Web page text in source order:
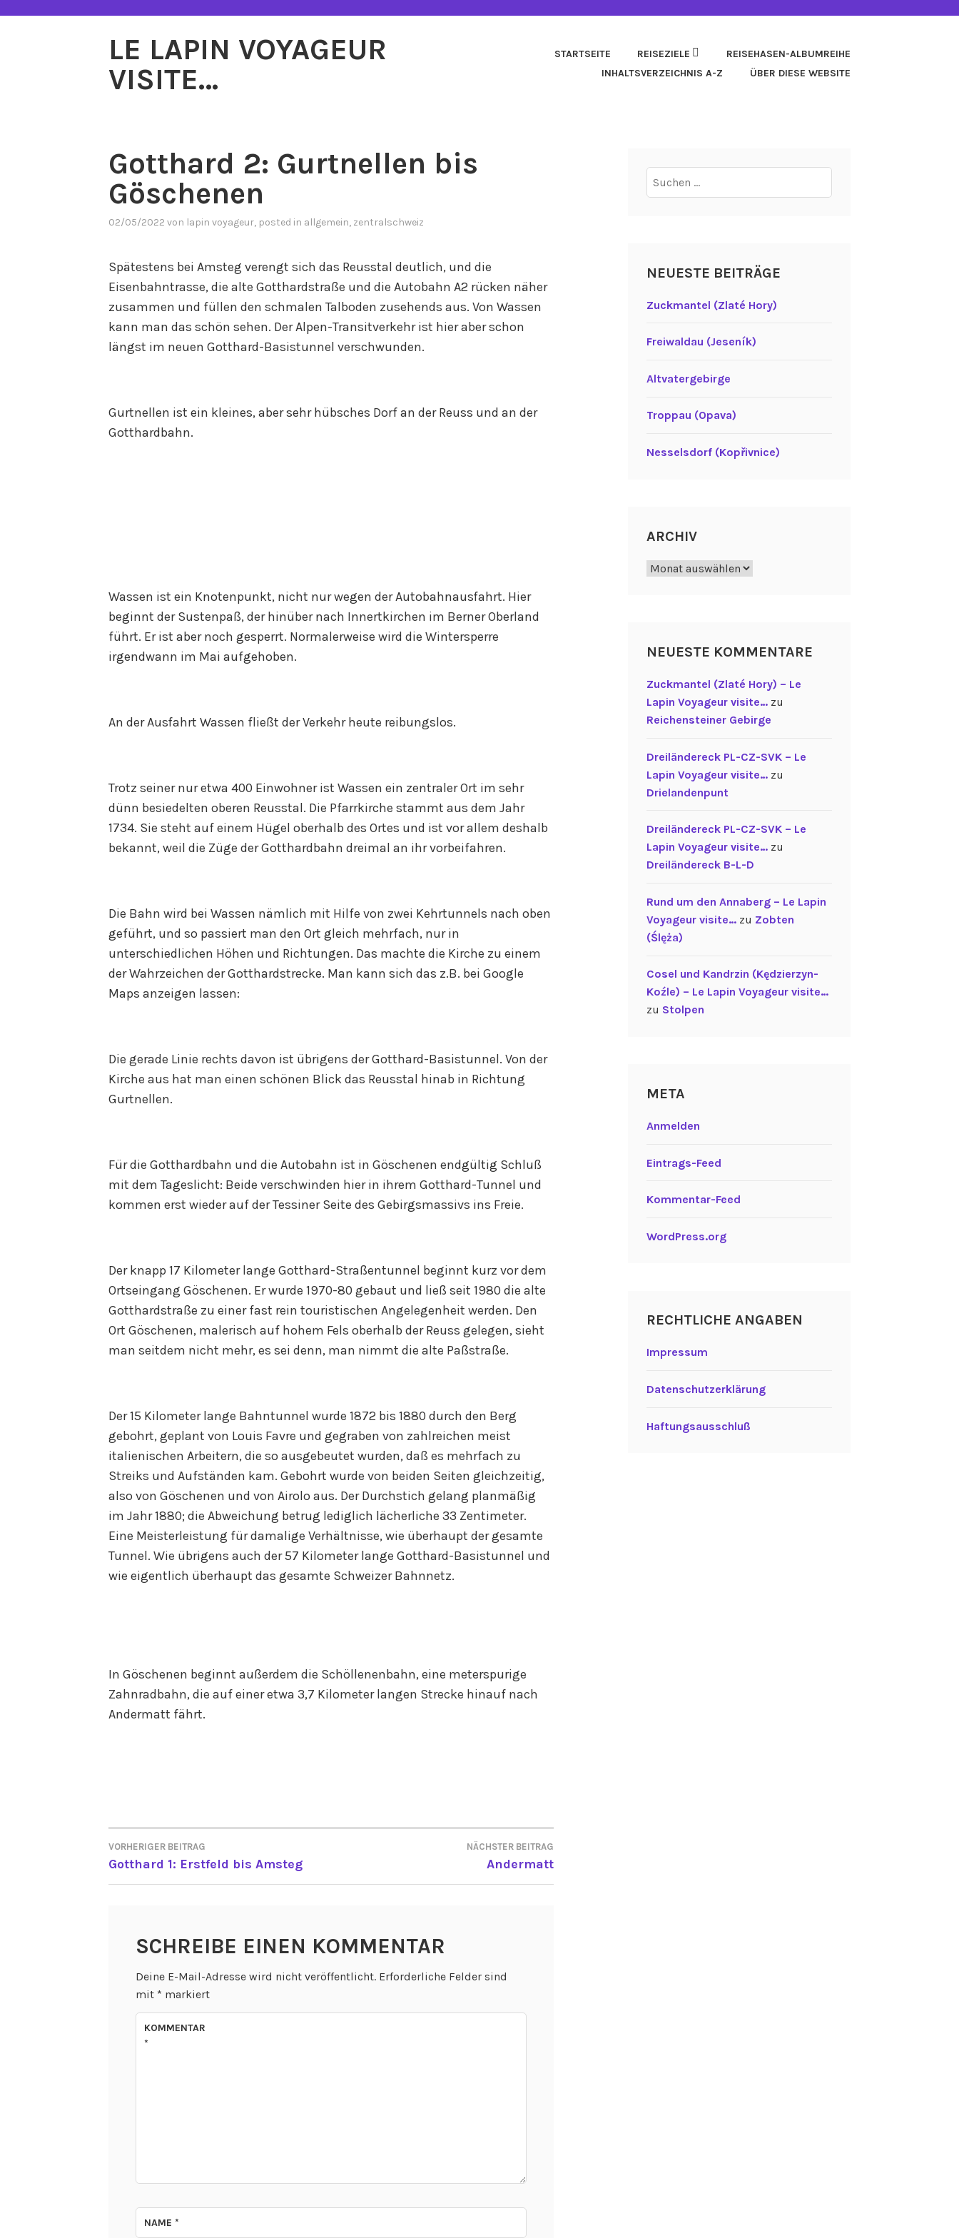
LE LAPIN VOYAGEUR
VISITE…
STARTSEITE REISEZIELE
REISEHASEN-ALBUMREIHE
INHALTSVERZEICHNIS A-Z
ÜBER DIESE WEBSITE
Gotthard 2: Gurtnellen bis
Göschenen
02/05/2022 von lapin voyageur, posted in allgemein, zentralschweiz
Spätestens bei Amsteg verengt sich das Reusstal deutlich, und die
Eisenbahntrasse, die alte Gotthardstraße und die Autobahn A2 rücken näher
zusammen und füllen den schmalen Talboden zusehends aus. Von Wassen
kann man das schön sehen. Der Alpen-Transitverkehr ist hier aber schon
längst im neuen Gotthard-Basistunnel verschwunden.
Gurtnellen ist ein kleines, aber sehr hübsches Dorf an der Reuss und an der
Gotthardbahn.
Wassen ist ein Knotenpunkt, nicht nur wegen der Autobahnausfahrt. Hier
beginnt der Sustenpaß, der hinüber nach Innertkirchen im Berner Oberland
führt. Er ist aber noch gesperrt. Normalerweise wird die Wintersperre
irgendwann im Mai aufgehoben.
An der Ausfahrt Wassen fließt der Verkehr heute reibungslos.
Trotz seiner nur etwa 400 Einwohner ist Wassen ein zentraler Ort im sehr
dünn besiedelten oberen Reusstal. Die Pfarrkirche stammt aus dem Jahr
1734. Sie steht auf einem Hügel oberhalb des Ortes und ist vor allem deshalb
bekannt, weil die Züge der Gotthardbahn dreimal an ihr vorbeifahren.
Die Bahn wird bei Wassen nämlich mit Hilfe von zwei Kehrtunnels nach oben
geführt, und so passiert man den Ort gleich mehrfach, nur in
unterschiedlichen Höhen und Richtungen. Das machte die Kirche zu einem
der Wahrzeichen der Gotthardstrecke. Man kann sich das z.B. bei Google
Maps anzeigen lassen:
Die gerade Linie rechts davon ist übrigens der Gotthard-Basistunnel. Von der
Kirche aus hat man einen schönen Blick das Reusstal hinab in Richtung
Gurtnellen.
Für die Gotthardbahn und die Autobahn ist in Göschenen endgültig Schluß
mit dem Tageslicht: Beide verschwinden hier in ihrem Gotthard-Tunnel und
kommen erst wieder auf der Tessiner Seite des Gebirgsmassivs ins Freie.
Der knapp 17 Kilometer lange Gotthard-Straßentunnel beginnt kurz vor dem
Ortseingang Göschenen. Er wurde 1970-80 gebaut und ließ seit 1980 die alte
Gotthardstraße zu einer fast rein touristischen Angelegenheit werden. Den
Ort Göschenen, malerisch auf hohem Fels oberhalb der Reuss gelegen, sieht
man seitdem nicht mehr, es sei denn, man nimmt die alte Paßstraße.
Der 15 Kilometer lange Bahntunnel wurde 1872 bis 1880 durch den Berg
gebohrt, geplant von Louis Favre und gegraben von zahlreichen meist
italienischen Arbeitern, die so ausgebeutet wurden, daß es mehrfach zu
Streiks und Aufständen kam. Gebohrt wurde von beiden Seiten gleichzeitig,
also von Göschenen und von Airolo aus. Der Durchstich gelang planmäßig
im Jahr 1880; die Abweichung betrug lediglich lächerliche 33 Zentimeter.
Eine Meisterleistung für damalige Verhältnisse, wie überhaupt der gesamte
Tunnel. Wie übrigens auch der 57 Kilometer lange Gotthard-Basistunnel und
wie eigentlich überhaupt das gesamte Schweizer Bahnnetz.
In Göschenen beginnt außerdem die Schöllenenbahn, eine meterspurige
Zahnradbahn, die auf einer etwa 3,7 Kilometer langen Strecke hinauf nach
Andermatt fährt.
BEITRAGSNAVIGATION
VORHERIGER BEITRAG
Gotthard 1: Erstfeld bis Amsteg
NÄCHSTER BEITRAG
Andermatt
SCHREIBE EINEN KOMMENTAR
Deine E-Mail-Adresse wird nicht veröffentlicht. Erforderliche Felder sind
mit * markiert
KOMMENTAR
*
NAME *
Suchen
nach:
NEUESTE BEITRÄGE
Zuckmantel (Zlaté Hory)
Freiwaldau (Jeseník)
Altvatergebirge
Troppau (Opava)
Nesselsdorf (Kopřivnice)
ARCHIV
Archiv
NEUESTE KOMMENTARE
Zuckmantel (Zlaté Hory) – Le
Lapin Voyageur visite…zu
Reichensteiner Gebirge
Dreiländereck PL-CZ-SVK – Le
Lapin Voyageur visite…zu
Drielandenpunt
Dreiländereck PL-CZ-SVK – Le
Lapin Voyageur visite…zu
Dreiländereck B-L-D
Rund um den Annaberg – Le Lapin
Voyageur visite…zu Zobten
(Ślęża)
Cosel und Kandrzin (Kędzierzyn-
Koźle) – Le Lapin Voyageur visite…
zu Stolpen
META
Anmelden
Eintrags-Feed
Kommentar-Feed
WordPress.org
RECHTLICHE ANGABEN
Impressum
Datenschutzerklärung
Haftungsausschluß